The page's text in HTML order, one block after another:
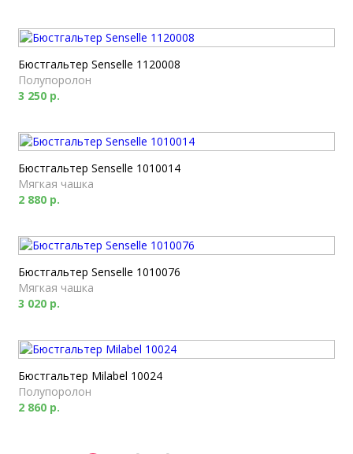
Бюстгальтер Senselle 1120008
Полупоролон
3 250 р.
Бюстгальтер Senselle 1010014
Мягкая чашка
2 880 р.
Бюстгальтер Senselle 1010076
Мягкая чашка
3 020 р.
Бюстгальтер Milabel 10024
Полупоролон
2 860 р.